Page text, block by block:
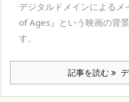
デジタルドメインによる
of Ages』という映画の背
す。
記事を読む